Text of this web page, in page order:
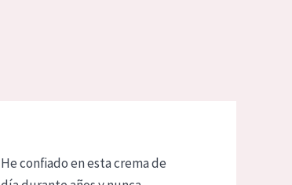
He confiado en esta crema de